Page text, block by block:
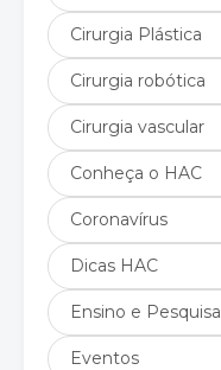
Cirurgia Plástica
Cirurgia robótica
Cirurgia vascular
Conheça o HAC
Coronavírus
Dicas HAC
Ensino e Pesquisa
Eventos